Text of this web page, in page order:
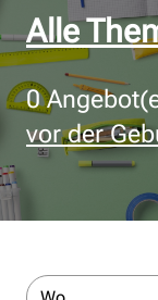
Alle
0
vor der